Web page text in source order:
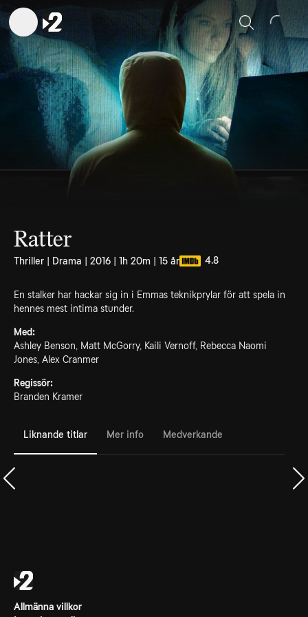
Sök
Ratter
Thriller | Drama | 2016 | 1h 20m | 15 år 4.8
En stalker har hackar sig in i Emmas teknikprylar för att spela in
hennes mest intima stunder.
Med:
Ashley Benson, Matt McGorry, Kaili Vernoff, Rebecca Naomi
Jones, Alex Cranmer
Regissör:
Branden Kramer
Liknande titlar Mer info Medverkande
Allmänna villkor